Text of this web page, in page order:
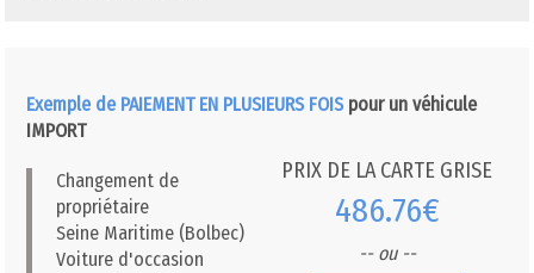
Exemple de PAIEMENT EN PLUSIEURS FOIS pour un véhicule
IMPORT
Changement de
propriétaire
Seine Maritime (Bolbec)
Voiture d'occasion
PRIX DE LA CARTE GRISE
486.76€
-- ou --